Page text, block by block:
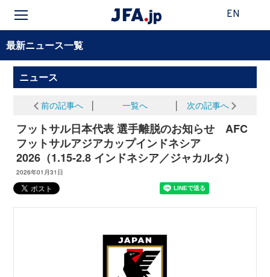
EN
最新ニュース一覧
ニュース
前の記事へ 一覧へ 次の記事へ
フットサル日本代表 選手離脱のお知らせ AFC
フットサルアジアカップインドネシア
2026（1.15-2.8 インドネシア／ジャカルタ）
2026年01月31日